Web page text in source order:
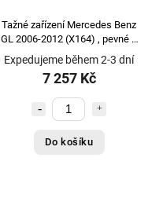
Tažné zařízení Mercedes Benz
GL 2006-2012 (X164) , pevné 2
šr., Aragon
Expedujeme během 2-3 dní
7 257 Kč
Do košíku